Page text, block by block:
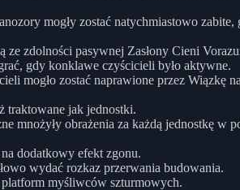
mogły zostać natychmiastowo
ze zdolności pasywnej Zasłony Cieni
gdy konklawe czyścicieli było aktywne.
mogło zostać naprawione przez Wiązkę
traktowane jak jednostki.
mnożyły obrażenia za każdą jednostkę w
dodatkowy efekt zgonu.
wydać rozkaz przerwania budowania.
myśliwców szturmowych.